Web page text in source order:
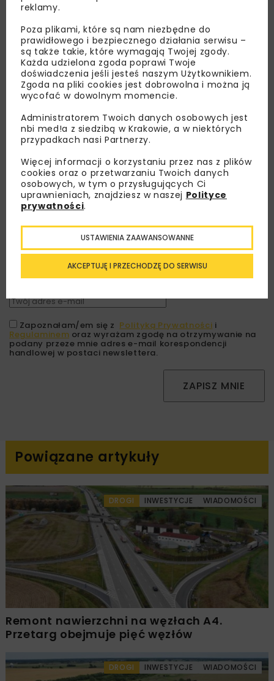
Lubisz wiedzieć więcej?
Zapisz się do newslettera aby otrzymywać od
nas najlepsze informacje branżowe,
zaproszenia na wydarzenia, atrakcyjne oferty i
dedykowane akcje specjalne.
Zapoznałam/em się z Polityką Prywatności i
Regulaminem oraz wyrażam zgodę na otrzymywanie na
podany przeze mnie adres e-mail korespondencji
handlowej w postaci newslettera.
ZAPISZ MNIE
Powiązane artykuły
DROGI INWESTYCJE WIADOMOŚCI
Remont nawierzchni na węzłach A4.
Przetarg obejmuje pięć węzłów
DROGI INWESTYCJE WIADOMOŚCI
reklamy.
Poza plikami, które są nam niezbędne do
prawidłowego i bezpiecznego działania serwisu –
są także takie, które wymagają Twojej zgody.
Każda udzielona zgoda poprawi Twoje
doświadczenia jeśli jesteś naszym Użytkownikiem.
Zgoda na pliki cookies jest dobrowolna i można ją
wycofać w dowolnym momencie.
Administratorem Twoich danych osobowych jest
nbi med!a z siedzibą w Krakowie, a w niektórych
przypadkach nasi Partnerzy.
Więcej informacji o korzystaniu przez nas z plików
cookies oraz o przetwarzaniu Twoich danych
osobowych, w tym o przysługujących Ci
uprawnieniach, znajdziesz w naszej Polityce
prywatności.
AKCEPTUJĘ I PRZECHODZĘ DO SERWISU
USTAWIENIA ZAAWANSOWANNE